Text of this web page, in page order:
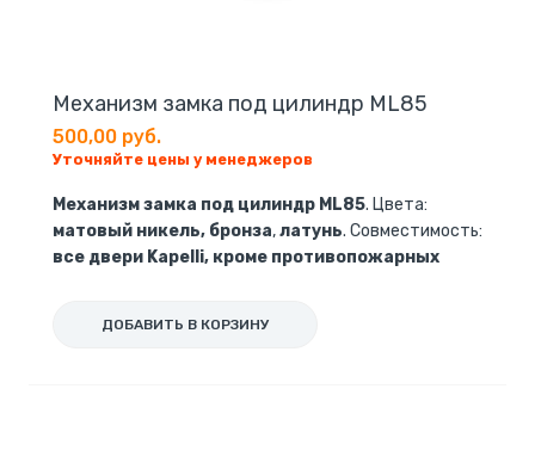
Механизм замка под цилиндр ML85
500,00 руб.
Уточняйте цены у менеджеров
Механизм замка под цилиндр ML85. Цвета:
матовый никель, бронза,латунь. Совместимость:
все двери Kapelli, кроме противопожарных
ДОБАВИТЬ В КОРЗИНУ